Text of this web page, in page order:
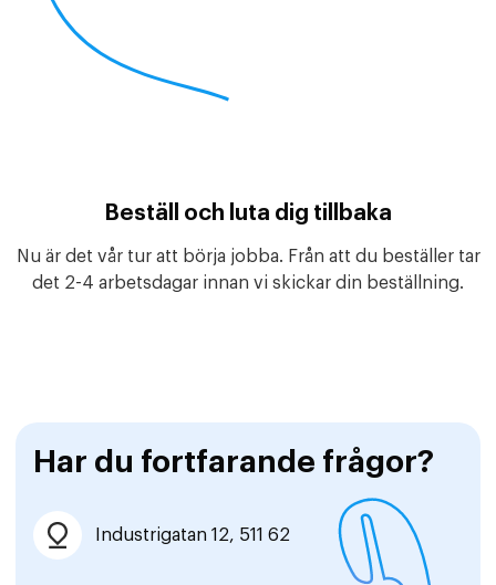
Beställ och luta dig tillbaka
Nu är det vår tur att börja jobba. Från att du beställer tar
det 2-4 arbetsdagar innan vi skickar din beställning.
Har du fortfarande frågor?
Industrigatan 12, 511 62